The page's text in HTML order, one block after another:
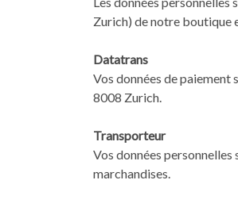
Zurich) de notre boutique
Datatrans
Vos données de
8008 Zurich.
Transporteur
Vos données
marchandises.